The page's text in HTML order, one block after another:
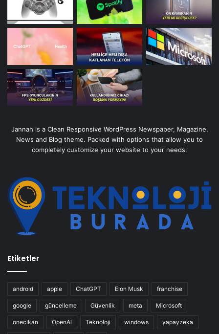
Jannah is a Clean Responsive WordPress Newspaper, Magazine,
News and Blog theme. Packed with options that allow you to
completely customize your website to your needs.
Etiketler
android apple ChatGPT Elon Musk franchise
google güncelleme Güvenlik meta Microsoft
onecikan OpenAl Teknoloji windows yapayzeka